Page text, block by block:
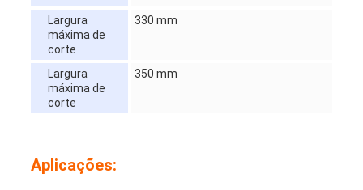
Largura
máxima de
corte
330 mm
Largura
máxima de
corte
350 mm
Aplicações: